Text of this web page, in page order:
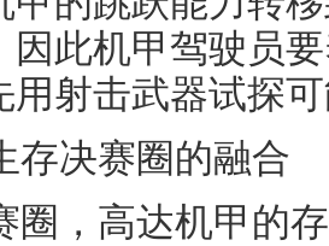
因此机甲驾驶员
用射击武器试探
存决赛圈的融合
圈，高达机甲的